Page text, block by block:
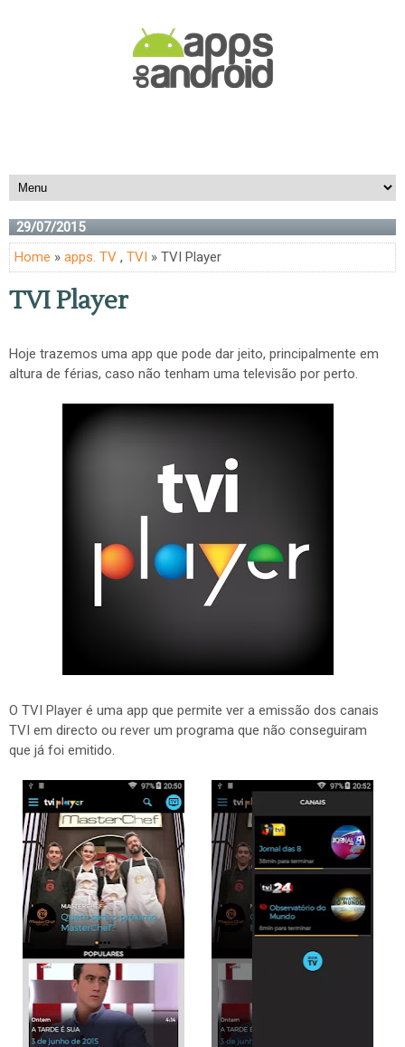
29/07/2015
Home » apps. TV , TVI » TVI Player
TVI Player
Hoje trazemos uma app que pode dar jeito, principalmente em
altura de férias, caso não tenham uma televisão por perto.
O TVI Player é uma app que permite ver a emissão dos canais
TVI em directo ou rever um programa que não conseguiram
que já foi emitido.